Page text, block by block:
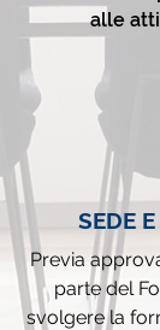
alle
SEDE
Previa
parte del
svolgere la